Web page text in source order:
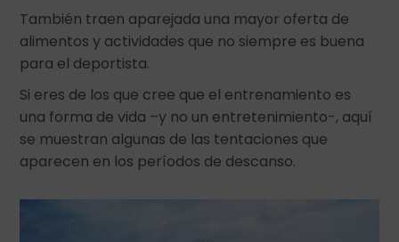
También traen aparejada una mayor oferta de
alimentos y actividades que no siempre es buena
para el deportista.
Si eres de los que cree que el entrenamiento es
una forma de vida –y no un entretenimiento-, aquí
se muestran algunas de las tentaciones que
aparecen en los períodos de descanso.